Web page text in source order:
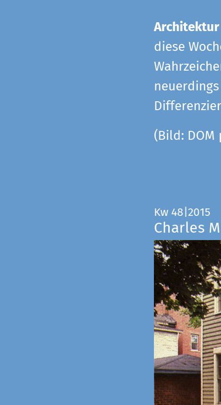
diese
(Bild: DOM
Kw 48|2015
Charles